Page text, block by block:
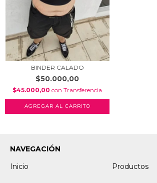
BINDER CALADO
$50.000,00
$45.000,00 con Transferencia
AGREGAR AL CARRITO
NAVEGACIÓN
Inicio
Productos